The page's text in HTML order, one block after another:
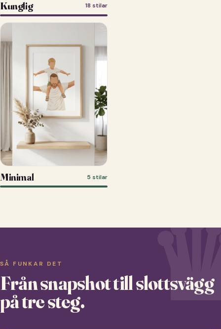
Kunglig 18 stilar
Minimal 5 stilar
SÅ FUNKAR DET
Från snapshot till slottsvägg
på tre steg.